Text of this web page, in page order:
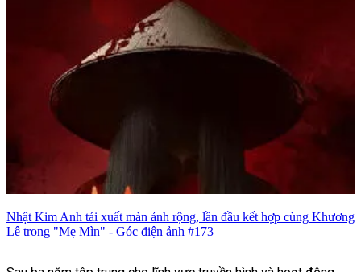
Nhật Kim Anh tái xuất màn ảnh rộng, lần đầu kết hợp cùng Khương
Lê trong "Mẹ Mìn" - Góc điện ảnh #173